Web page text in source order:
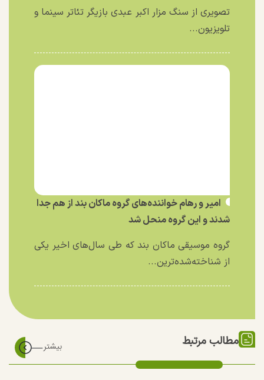
تصویری از سنگ مزار اکبر عبدی بازیگر تئاتر سینما و
تلویزیون...
امیر و رهام خواننده‌های گروه ماکان بند از هم جدا
شدند و این گروه منحل شد
گروه موسیقی ماکان بند که طی سال‌های اخیر یکی
از شناخته‌شده‌ترین...
مطالب مرتبط